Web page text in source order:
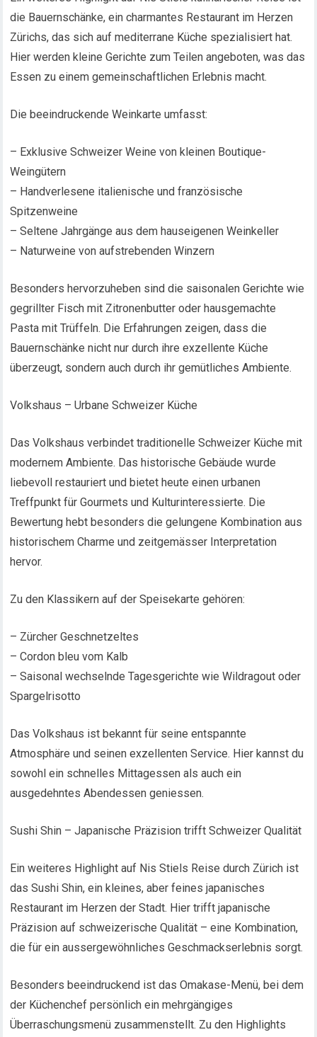
die Bauernschänke, ein charmantes Restaurant im Herzen
Zürichs, das sich auf mediterrane Küche spezialisiert hat.
Hier werden kleine Gerichte zum Teilen angeboten, was das
Essen zu einem gemeinschaftlichen Erlebnis macht.
Die beeindruckende Weinkarte umfasst:
– Exklusive Schweizer Weine von kleinen Boutique-
Weingütern
– Handverlesene italienische und französische
Spitzenweine
– Seltene Jahrgänge aus dem hauseigenen Weinkeller
– Naturweine von aufstrebenden Winzern
Besonders hervorzuheben sind die saisonalen Gerichte wie
gegrillter Fisch mit Zitronenbutter oder hausgemachte
Pasta mit Trüffeln. Die Erfahrungen zeigen, dass die
Bauernschänke nicht nur durch ihre exzellente Küche
überzeugt, sondern auch durch ihr gemütliches Ambiente.
Volkshaus – Urbane Schweizer Küche
Das Volkshaus verbindet traditionelle Schweizer Küche mit
modernem Ambiente. Das historische Gebäude wurde
liebevoll restauriert und bietet heute einen urbanen
Treffpunkt für Gourmets und Kulturinteressierte. Die
Bewertung hebt besonders die gelungene Kombination aus
historischem Charme und zeitgemässer Interpretation
hervor.
Zu den Klassikern auf der Speisekarte gehören:
– Zürcher Geschnetzeltes
– Cordon bleu vom Kalb
– Saisonal wechselnde Tagesgerichte wie Wildragout oder
Spargelrisotto
Das Volkshaus ist bekannt für seine entspannte
Atmosphäre und seinen exzellenten Service. Hier kannst du
sowohl ein schnelles Mittagessen als auch ein
ausgedehntes Abendessen geniessen.
Sushi Shin – Japanische Präzision trifft Schweizer Qualität
Ein weiteres Highlight auf Nis Stiels Reise durch Zürich ist
das Sushi Shin, ein kleines, aber feines japanisches
Restaurant im Herzen der Stadt. Hier trifft japanische
Präzision auf schweizerische Qualität – eine Kombination,
die für ein aussergewöhnliches Geschmackserlebnis sorgt.
Besonders beeindruckend ist das Omakase-Menü, bei dem
der Küchenchef persönlich ein mehrgängiges
Überraschungsmenü zusammenstellt. Zu den Highlights